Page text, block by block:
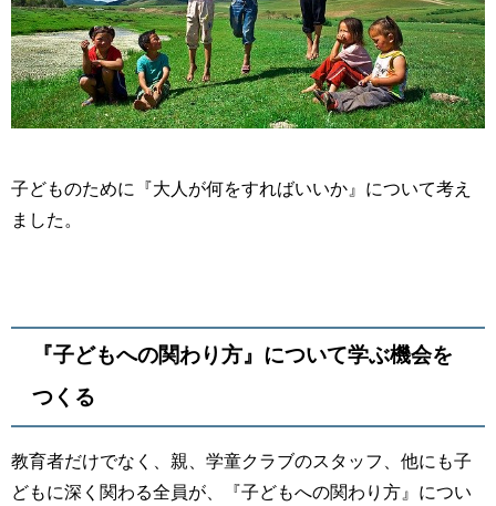
子どものために『大人が何をすればいいか』について考え
ました。
『子どもへの関わり方』について学ぶ機会を
つくる
教育者だけでなく、親、学童クラブのスタッフ、他にも子
どもに深く関わる全員が、『子どもへの関わり方』につい